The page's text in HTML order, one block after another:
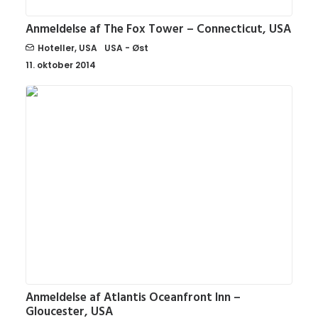
Anmeldelse af The Fox Tower – Connecticut, USA
Hoteller, USA
USA - Øst
11. oktober 2014
Anmeldelse af Atlantis Oceanfront Inn –
Gloucester, USA